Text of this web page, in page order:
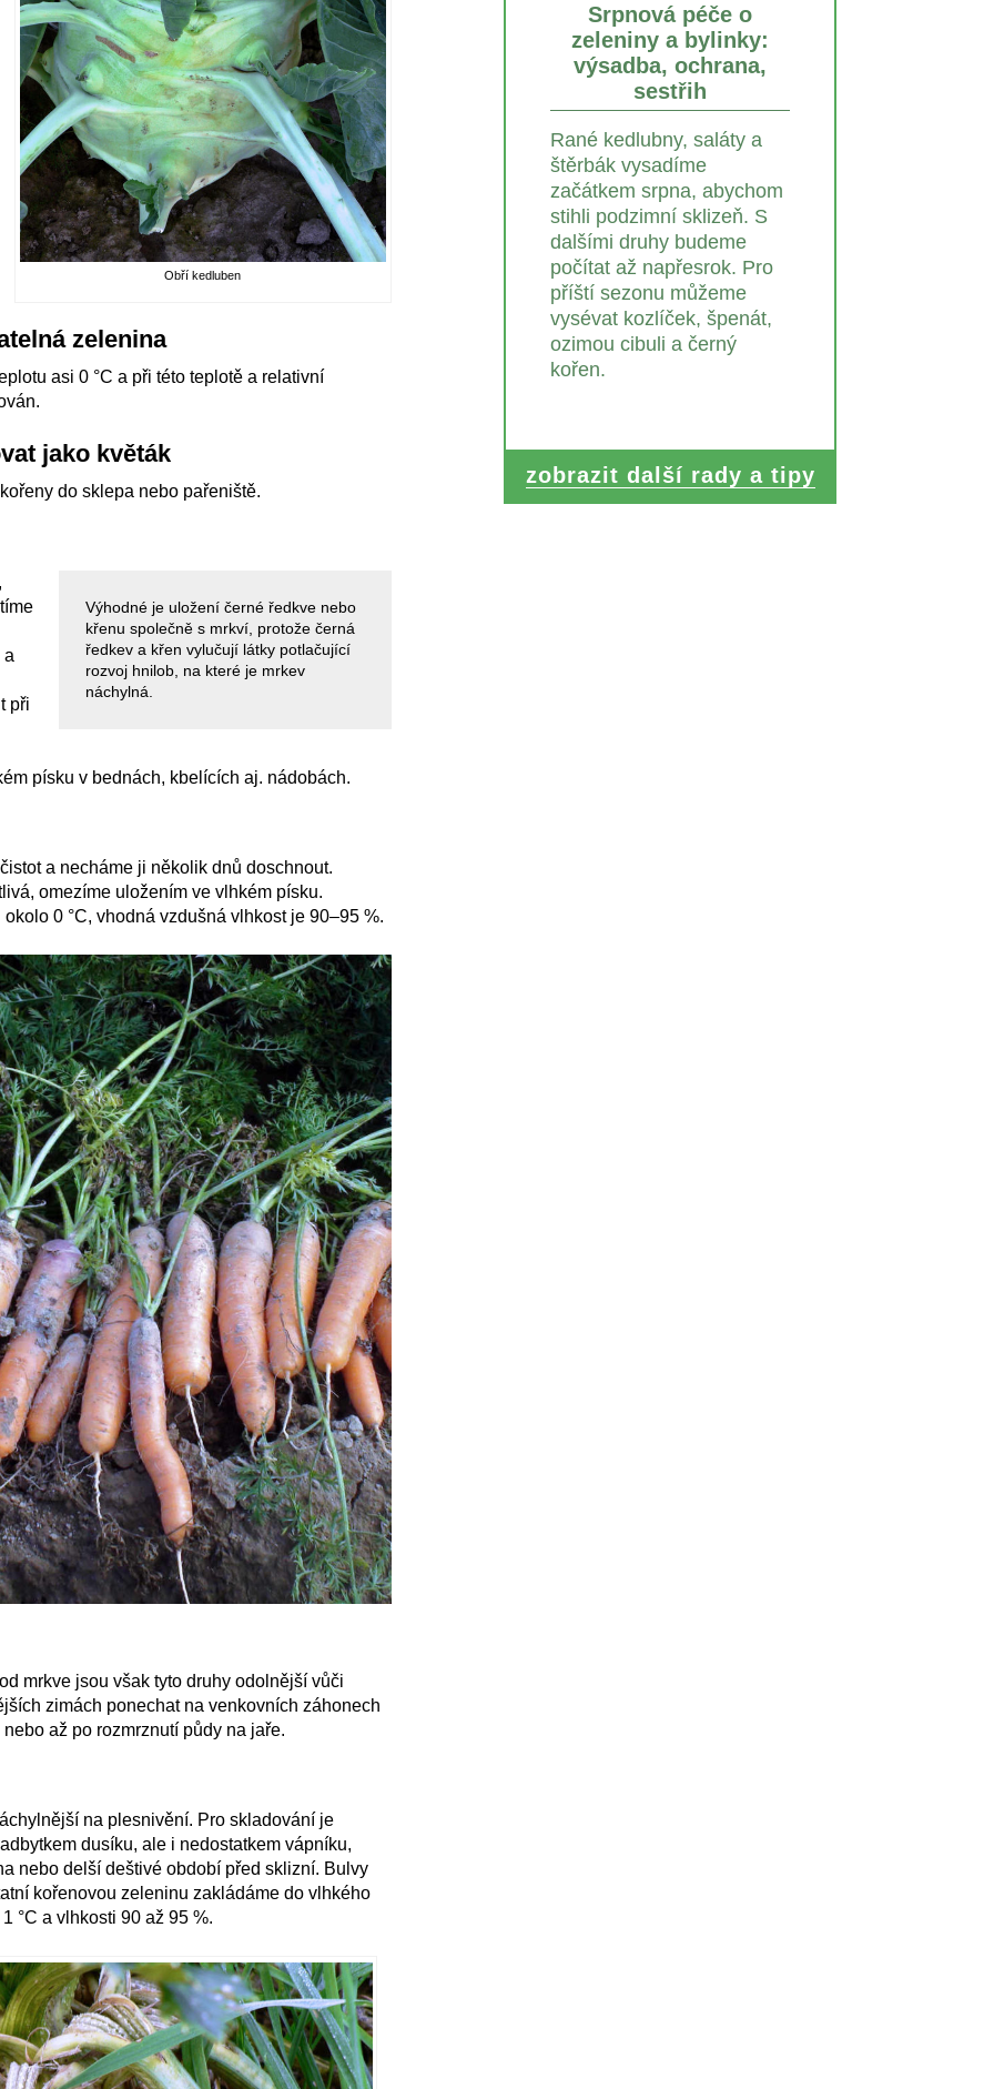
Obří kedluben
zelenina
asi 0 °C a při této teplotě a relativní
jako květák
do sklepa nebo pařeniště.
Výhodné je uložení černé ředkve nebo
křenu společně s mrkví, protože černá
ředkev a křen vylučují látky potlačující
rozvoj hnilob, na které je mrkev
náchylná.
a
při
písku v bednách, kbelících aj. nádobách.
a necháme ji několik dnů doschnout.
omezíme uložením ve vlhkém písku.
0 °C, vhodná vzdušná vlhkost je 90–95 %.
mrkve jsou však tyto druhy odolnější vůči
zimách ponechat na venkovních záhonech
až po rozmrznutí půdy na jaře.
na plesnivění. Pro skladování je
dusíku, ale i nedostatkem vápníku,
nebo delší deštivé období před sklizní. Bulvy
kořenovou zeleninu zakládáme do vlhkého
°C a vlhkosti 90 až 95 %.
Srpnová péče o
zeleniny a bylinky:
výsadba, ochrana,
sestřih
Rané kedlubny, saláty a
štěrbák vysadíme
začátkem srpna, abychom
stihli podzimní sklizeň. S
dalšími druhy budeme
počítat až napřesrok. Pro
příští sezonu můžeme
vysévat kozlíček, špenát,
ozimou cibuli a černý
kořen.
zobrazit další rady a tipy